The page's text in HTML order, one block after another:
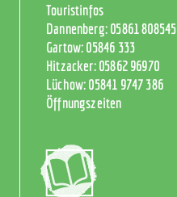
Touristinfos
Dannenberg:05861 808545
Gartow:05846 333
Hitzacker:05862 96970
Lüchow:05841 9747 386
Öffnungszeiten